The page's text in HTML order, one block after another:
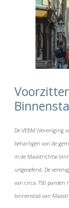
De VEBM (Vereniging
behartigen van de
in de Maastrichtse
uitgeoefend. De
van circa 750 panden
binnenstad van